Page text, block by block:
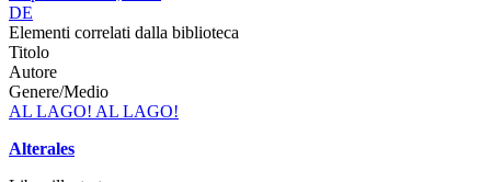
DE
Elementi correlati dalla biblioteca
Titolo
Autore
Genere/Medio
AL LAGO! AL LAGO!
Alterales